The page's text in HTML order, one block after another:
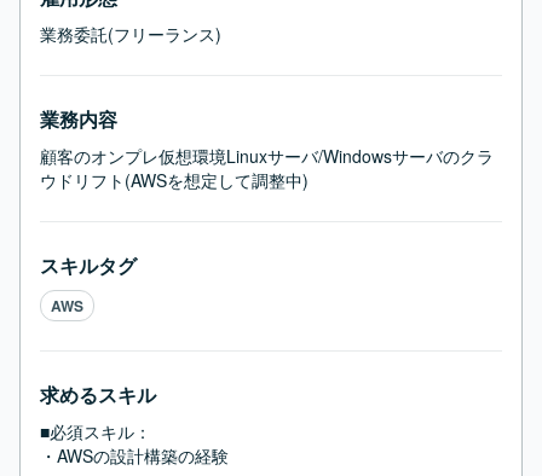
業務委託(フリーランス)
業務内容
顧客のオンプレ仮想環境Linuxサーバ/Windowsサーバのクラ
ウドリフト(AWSを想定して調整中)
スキルタグ
AWS
求めるスキル
■必須スキル：
・AWSの設計構築の経験